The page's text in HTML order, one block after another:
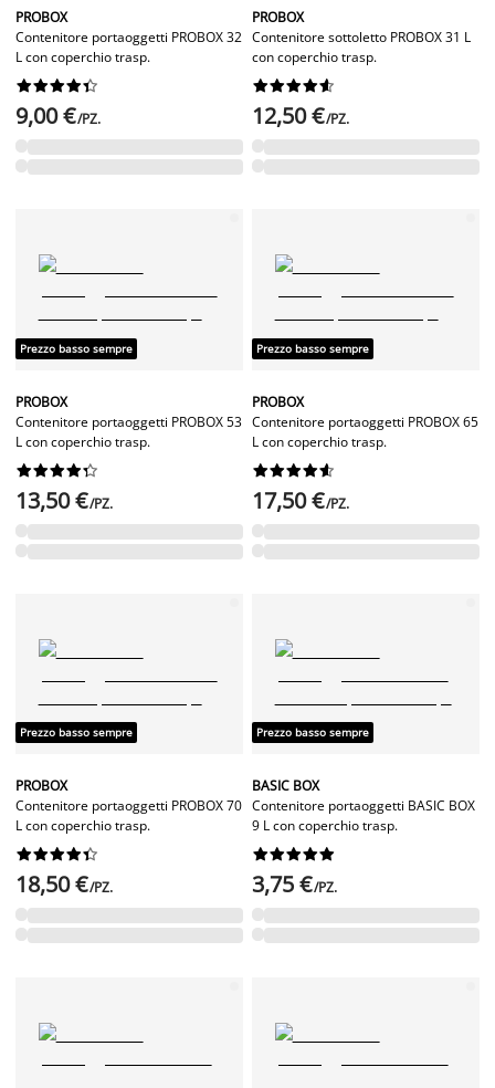
PROBOX
Contenitore portaoggetti PROBOX 32
L con coperchio trasp.






9,00 €/PZ.
PROBOX
Contenitore sottoletto PROBOX 31 L
con coperchio trasp.






12,50 €/PZ.
Prezzo basso sempre
PROBOX
Contenitore portaoggetti PROBOX 53
L con coperchio trasp.






13,50 €/PZ.
Prezzo basso sempre
PROBOX
Contenitore portaoggetti PROBOX 65
L con coperchio trasp.






17,50 €/PZ.
Prezzo basso sempre
PROBOX
Contenitore portaoggetti PROBOX 70
L con coperchio trasp.






18,50 €/PZ.
Prezzo basso sempre
BASIC BOX
Contenitore portaoggetti BASIC BOX
9 L con coperchio trasp.






3,75 €/PZ.